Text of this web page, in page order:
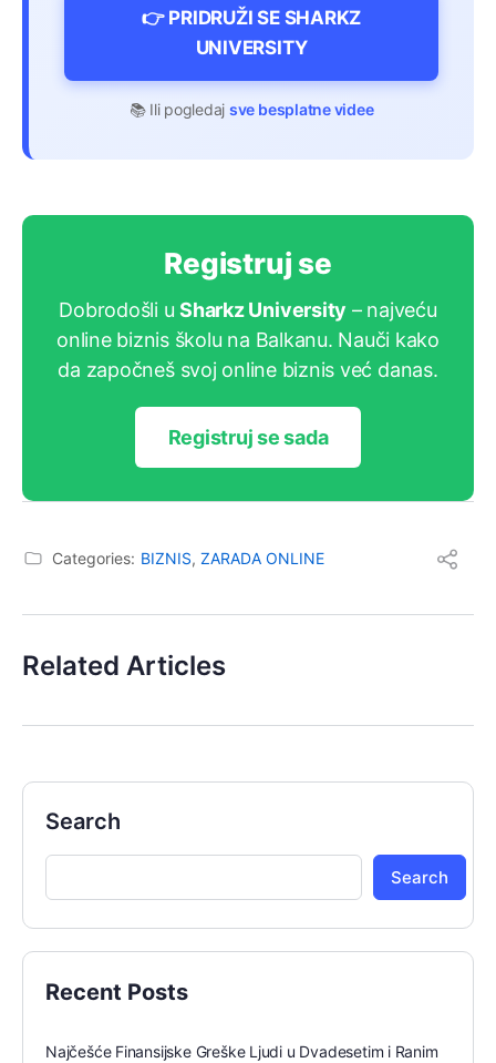
👉 PRIDRUŽI SE SHARKZ
UNIVERSITY
📚 Ili pogledaj sve besplatne videe
Registruj se
Dobrodošli uSharkz University – najveću
online biznis školu na Balkanu. Nauči kako
da započneš svoj online biznis već danas.
Registruj se sada
Categories: BIZNIS, ZARADA ONLINE
Related Articles
Search
Search
Recent Posts
Najčešće Finansijske Greške Ljudi u Dvadesetim i Ranim